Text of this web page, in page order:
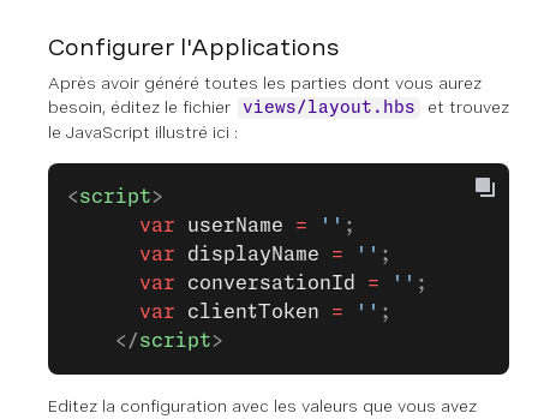
Configurer l'Applications
Après avoir généré toutes les parties dont vous aurez
besoin, éditez le fichier
views/layout.hbs
et trouvez
le JavaScript illustré ici :
<script>
      var
userName = '' ;
      var
displayName = '' ;
      var
conversationId = '' ;
      var
clientToken = '' ;
    </
script>
Editez la configuration avec les valeurs que vous avez